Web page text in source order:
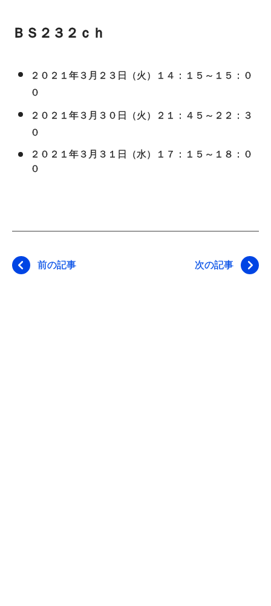
ＢＳ２３２ｃｈ
２０２１年３月２３日（火）１４：１５～１５：０
０
２０２１年３月３０日（火）２１：４５～２２：３
０
２０２１年３月３１日（水）１７：１５～１８：０
０
前の記事 次の記事